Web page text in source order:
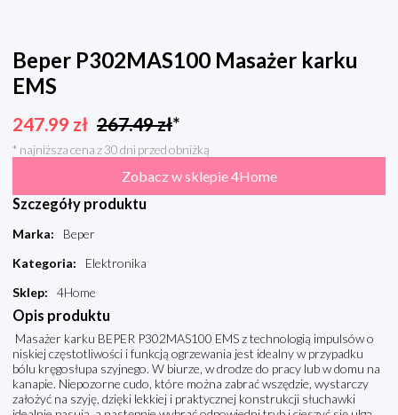
Beper P302MAS100 Masażer karku
EMS
247.99 zł 267.49zł*
* najniższa cena z 30 dni przed obniżką
Zobacz w sklepie 4Home
Szczegóły produktu
Marka:
Beper
Kategoria:
Elektronika
Sklep: 4Home
Opis produktu
Masażer karku BEPER P302MAS100 EMS z technologią impulsów o
niskiej częstotliwości i funkcją ogrzewania jest idealny w przypadku
bólu kręgosłupa szyjnego. W biurze, w drodze do pracy lub w domu na
kanapie. Niepozorne cudo, które można zabrać wszędzie, wystarczy
założyć na szyję, dzięki lekkiej i praktycznej konstrukcji słuchawki